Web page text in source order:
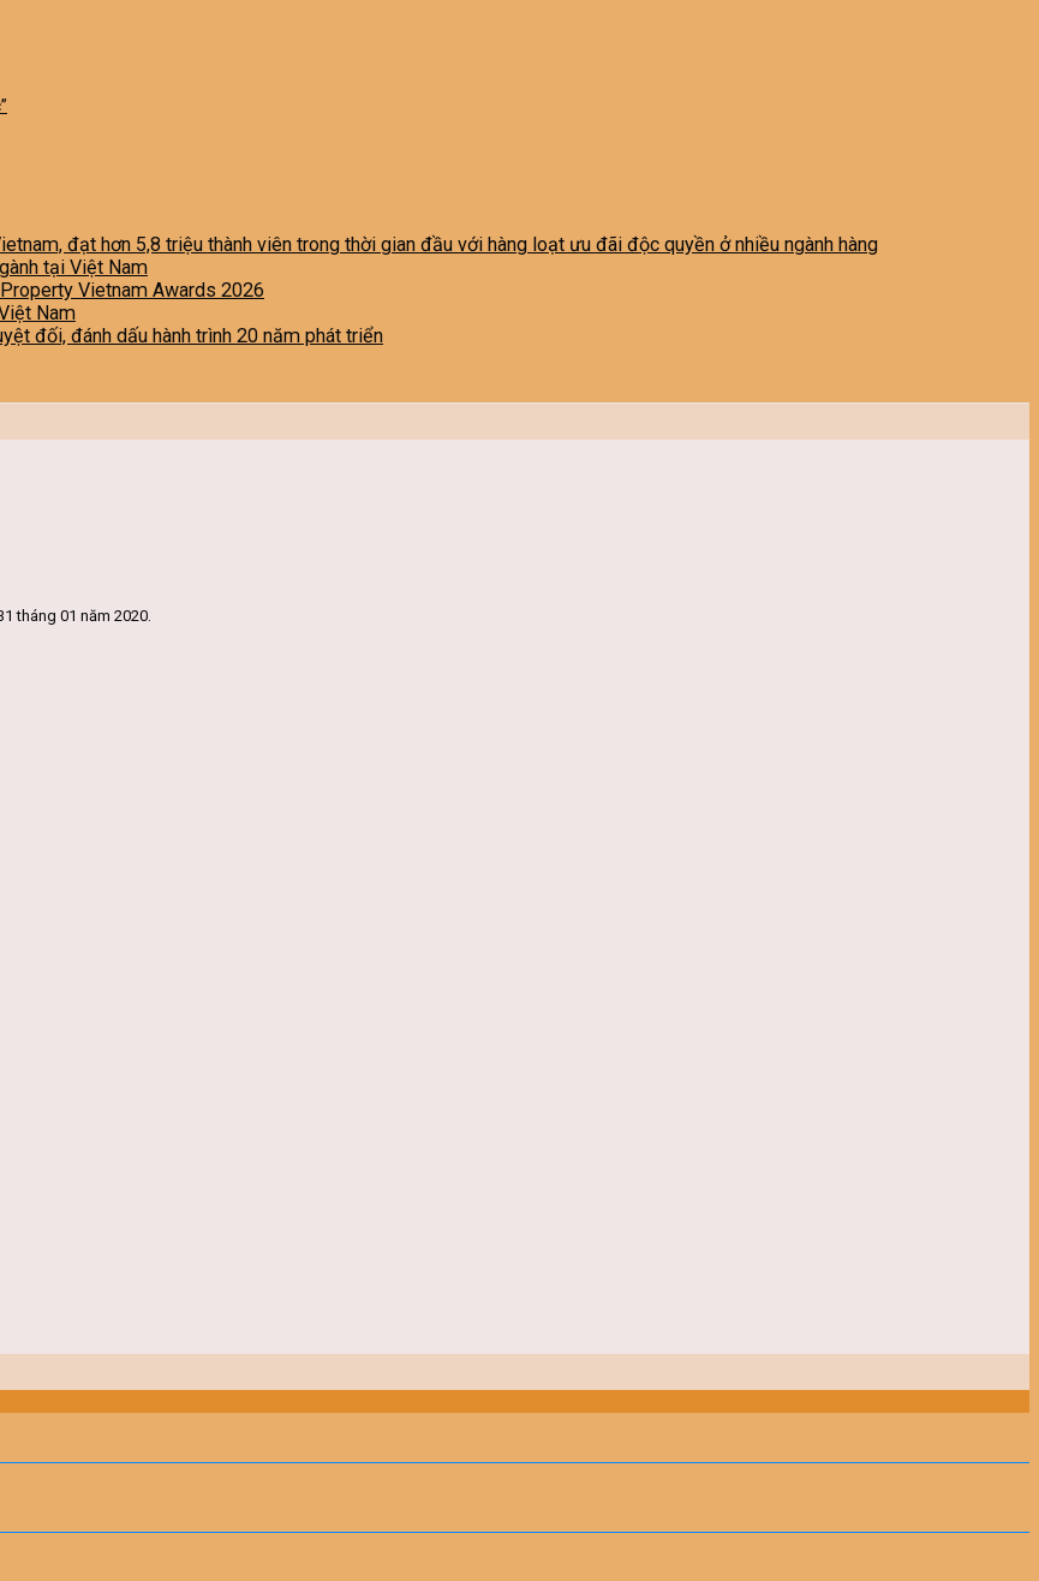
đạt hơn 5,8 triệu thành viên trong thời gian đầu với hàng loạt ưu đãi độc quyền ở nhiều ngành hàng
tại Việt Nam
Vietnam Awards 2026
Nam
đối, đánh dấu hành trình 20 năm phát triển
tháng 01 năm 2020.